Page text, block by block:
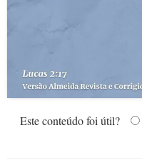
Este conteúdo foi útil?